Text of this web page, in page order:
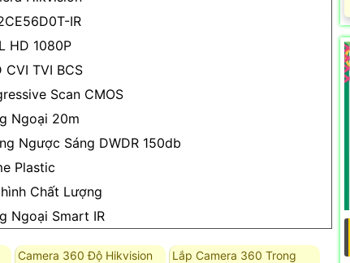
IR
HD 1080P
CVI TVI BCS
Scan CMOS
Ngoại 20m
Ngược Sáng DWDR 150db
Plastic
Chất Lượng
Ngoại Smart IR
Camera 360 Độ Hikvision
Lắp Camera 360 Trong